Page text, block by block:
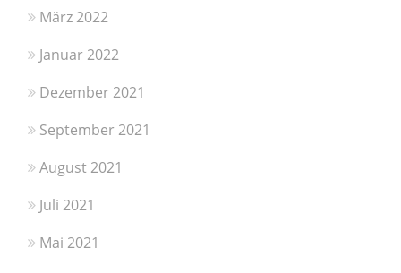
März 2022
Januar 2022
Dezember 2021
September 2021
August 2021
Juli 2021
Mai 2021